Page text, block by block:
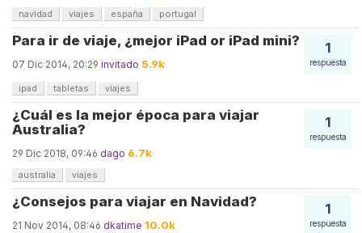
navidad viajes españa portugal
1
respuesta
Para ir de viaje, ¿mejor iPad or iPad mini?
07 Dic 2014, 20:29 invitado 5.9k
ipad tabletas viajes
1
respuesta
¿Cuál es la mejor época para viajar
Australia?
29 Dic 2018, 09:46 dago 6.7k
australia viajes
1
respuesta
¿Consejos para viajar en Navidad?
21 Nov 2014, 08:46 dkatime 10.0k